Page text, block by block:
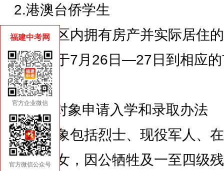
2.港澳台侨学生
在施教区内拥有房产并实际居住
相关材料于7月26日—27日到相应
读。
3.优抚对象申请入学和录取办法
优抚对象包括烈士、现役军人、
安英模子女，因公牺牲及一至四级
福建中考网
官方企业微信
官方微信公众号